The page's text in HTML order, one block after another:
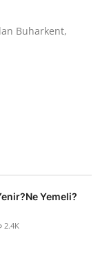
Buharkent,
Yemeli?
2.4K